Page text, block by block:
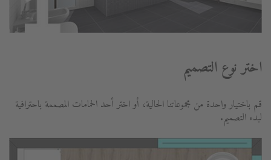
اختر نوع التصميم
قم باختيار واحدة من مجموعاتنا الحالية، أو اختر أحد الحمامات المصممة باحترافية
لبدء التصميم.